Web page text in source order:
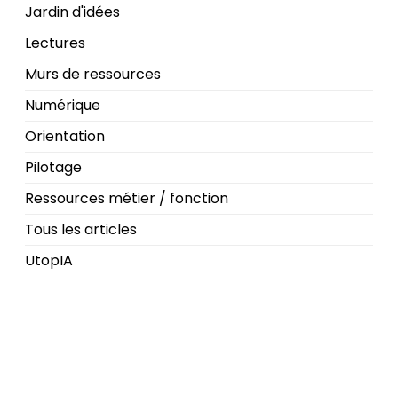
Jardin d'idées
Lectures
Murs de ressources
Numérique
Orientation
Pilotage
Ressources métier / fonction
Tous les articles
UtopIA